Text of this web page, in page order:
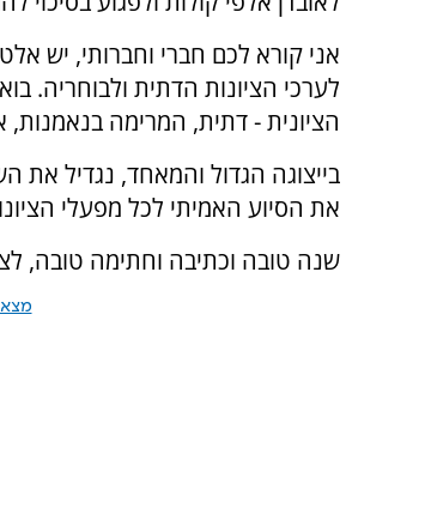
אני קורא לכם חברי וחברותי, יש
לערכי הציונות הדתית ולבוחריה.
הציונית - דתית, המרימה בנאמנות,
בייצוגה הגדול והמאחד, נגדיל את
את הסיוע האמיתי לכל מפעלי
שנה טובה וכתיבה וחתימה טובה,